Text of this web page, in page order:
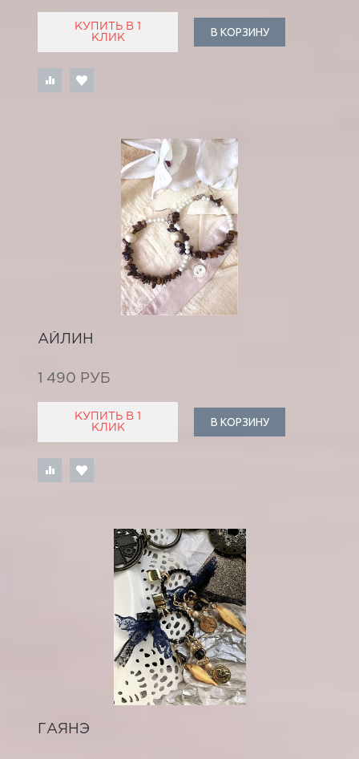
КУПИТЬ В 1
КЛИК
В КОРЗИНУ
АЙЛИН
1 490 РУБ
КУПИТЬ В 1
КЛИК
В КОРЗИНУ
ГАЯНЭ